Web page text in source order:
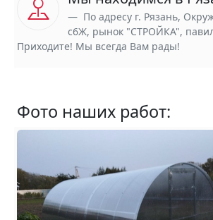
По адресу г. Рязань,
с6Ж, рынок "СТРОЙКА",
Приходите! Мы всегда Вам рады!
Фото наших работ: